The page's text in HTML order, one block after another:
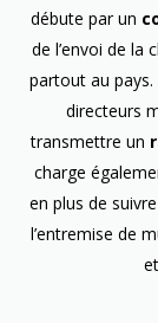
débute par un
de l’envoi de la
partout au pays.
directeurs
transmettre un
charge
en plus de
l’entremise de